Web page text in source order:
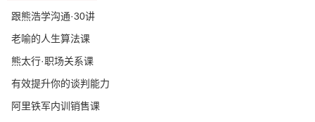
跟熊浩学沟通·30讲
老喻的人生算法课
熊太行·职场关系课
有效提升你的谈判能力
阿里铁军内训销售课